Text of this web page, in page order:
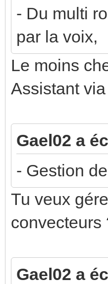
- Du multi
par la voix,
Le moins
Assistant
Gael02 a
- Gestion
Tu veux
convecteurs
Gael02 a